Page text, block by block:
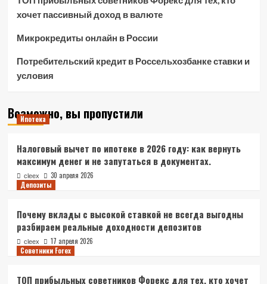
хочет пассивный доход в валюте
Микрокредиты онлайн в России
Потребительский кредит в Россельхозбанке ставки и
условия
Возможно, вы пропустили
Ипотека
Налоговый вычет по ипотеке в 2026 году: как вернуть
максимум денег и не запутаться в документах.
cleex
30 апреля 2026
Депозиты
Почему вклады с высокой ставкой не всегда выгодны
разбираем реальные доходности депозитов
cleex
17 апреля 2026
Советники Forex
ТОП прибыльных советников Форекс для тех, кто хочет